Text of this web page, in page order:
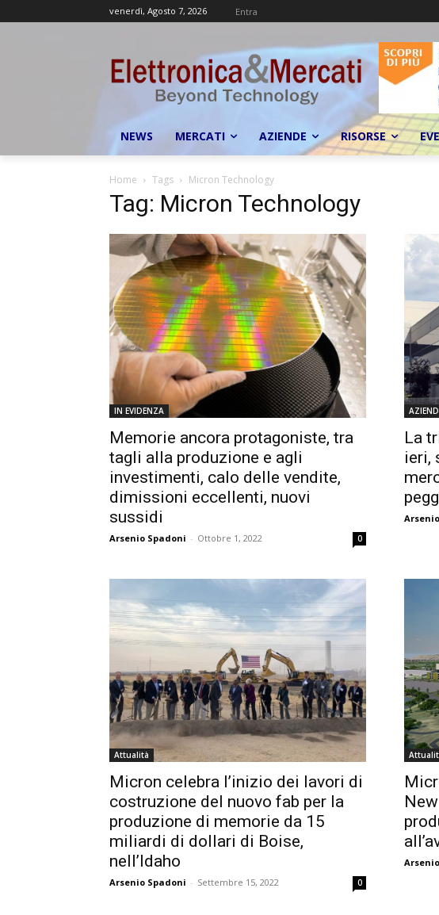
venerdì, Agosto 7, 2026 Entra
NEWS MERCATI AZIENDE RISORSE
Home Tags Micron Technology
Tag: Micron Technology
IN EVIDENZA
Memorie ancora protagoniste, tra
tagli alla produzione e agli
investimenti, calo delle vendite,
dimissioni eccellenti, nuovi
sussidi
Arsenio Spadoni - Ottobre 1, 2022 0
La
ieri,
Attualità
Micron celebra l’inizio dei lavori di
costruzione del nuovo fab per la
produzione di memorie da 15
miliardi di dollari di Boise,
nell’Idaho
Arsenio Spadoni - Settembre 15, 2022 0